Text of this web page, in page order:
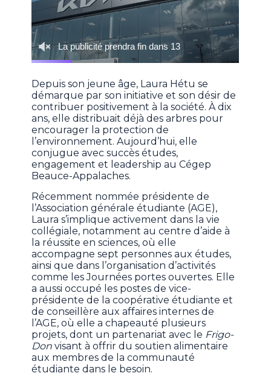
Depuis son jeune âge, Laura Hétu se
démarque par son initiative et son désir de
contribuer positivement à la société. À dix
ans, elle distribuait déjà des arbres pour
encourager la protection de
l’environnement. Aujourd’hui, elle
conjugue avec succès études,
engagement et leadership au Cégep
Beauce-Appalaches.
Récemment nommée présidente de
l’Association générale étudiante (AGE),
Laura s’implique activement dans la vie
collégiale, notamment au centre d’aide à
la réussite en sciences, où elle
accompagne sept personnes aux études,
ainsi que dans l’organisation d’activités
comme les Journées portes ouvertes. Elle
a aussi occupé les postes de vice-
présidente de la coopérative étudiante et
de conseillère aux affaires internes de
l’AGE, où elle a chapeauté plusieurs
projets, dont un partenariat avec le Frigo-
Don visant à offrir du soutien alimentaire
aux membres de la communauté
étudiante dans le besoin.